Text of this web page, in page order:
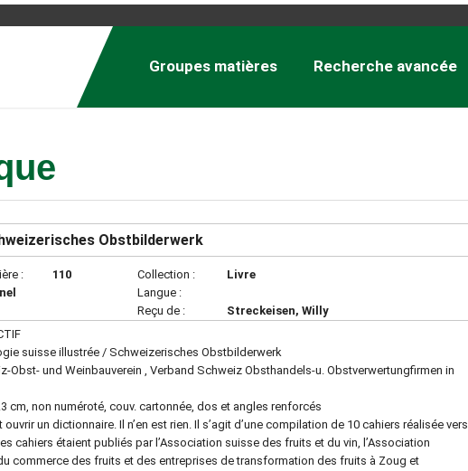
Groupes matières Recherche avancée
Obstbilderwerk
:
110
Collection :
Livre
Langue :
Reçu de :
Streckeisen, Willy
suisse illustrée / Schweizerisches Obstbilderwerk
Obst- und Weinbauverein , Verband Schweiz Obsthandels-u. Obstverwertungfirmen in
cm, non numéroté, couv. cartonnée, dos et angles renforcés
ouvrir un dictionnaire. Il n’en est rien. Il s’agit d’une compilation de 10 cahiers réalisée vers
cahiers étaient publiés par l’Association suisse des fruits et du vin, l’Association
commerce des fruits et des entreprises de transformation des fruits à Zoug et